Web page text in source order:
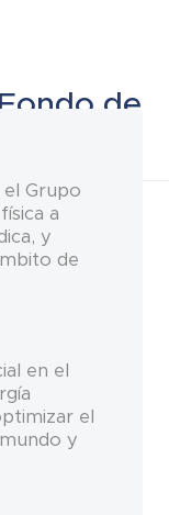
de
Grupo
a
y
de
en el
el
y